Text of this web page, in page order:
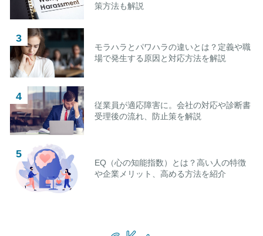
策方法も解説
モラハラとパワハラの違いとは？定義や職
場で発生する原因と対応方法を解説
従業員が適応障害に。会社の対応や診断書
受理後の流れ、防止策を解説
EQ（心の知能指数）とは？高い人の特徴
や企業メリット、高める方法を紹介